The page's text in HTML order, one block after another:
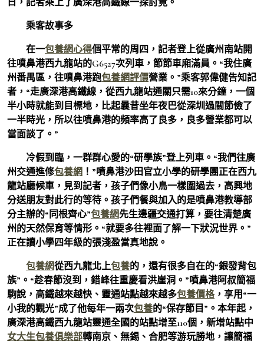
乘客故事多
在一包養網心得個平常的周四，記者登上從廣州南站開
往噴鼻港西九龍站的G6527次列車，節節車廂滿員。“我住廣
州番禺區，往噴鼻港跑包養網評價營業。”乘客郭偉健告知記
者，“走廣深港高鐵線，從西九龍站通關只需10來分鐘，一個
半小時就能到目標地，比起曩昔坐年夜巴從深圳過關節儉了
一半時光，所以往噴鼻港的頻率高了良多，良多營業都可以
當面談了。”
冷假到臨，一群群心愛的“研學族”登上列車。“我們往廣
州交通進修包養網 ！”噴鼻港沙田官立小學的研學團正在西九
龍站廳候車，見到記者，孩子們像小鳥一樣圍過去，高興地
分送朋友對此行的等待。孩子們餐與加入的是噴鼻港教導部
分主辦的“同根齊心”包養網先生邊疆交通打算，要往清楚廣
州的天然保育等情形。“就要多往裡面了解一下狀況世界。”
正在讀小學四年級的張淺盈當真地說。
包養網從西九龍北上包養的，還有很多自在的“銀發背包
族”。“趁春節沒到，錯峰往重慶看洪崖洞。”噴鼻港阿叔簡福
駒說，高鐵越來越快、靈通站點越來越多包養價格，享用“一
小我的觀光”成了他每年一兩次包養的“保存節目”。本年起，
廣深港高鐵西九龍站靈通全國的站點增至110個，新增站點中
女大生包養俱樂部轉南京、無錫、合肥等游玩勝地，讓簡福